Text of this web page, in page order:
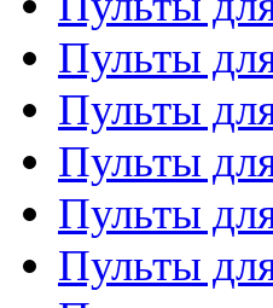
Пульты
Пульты
Пульты
Пульты
Пульты